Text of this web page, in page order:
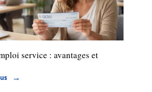
service : avantages et